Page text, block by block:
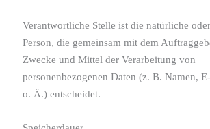
Verantwortliche Stelle ist die natürliche
Person, die gemeinsam mit dem
Zwecke und Mittel der Verarbeitung von
personenbezogenen Daten (z. B. Namen,
o. Ä.) entscheidet.